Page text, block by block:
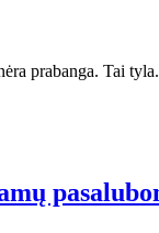
prabanga. Tai